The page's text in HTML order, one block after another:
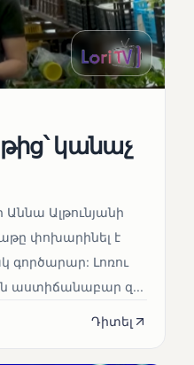
կանաչ
Աննա Ալթունյանի
փոխարինել է
գործարար: Լոռու
աստիճանաբար զ...
Դիտել